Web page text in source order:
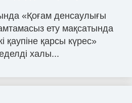
«Қоғам денсаулығы
ету мақсатында
қаупіне қарсы күрес»
халы...